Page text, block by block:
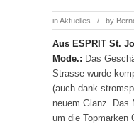
inAktuelles. / by
Aus ESPRIT St.
Mode.: Das
Strasse wurde
(auch dank
neuem Glanz. Das
um die Topmarken